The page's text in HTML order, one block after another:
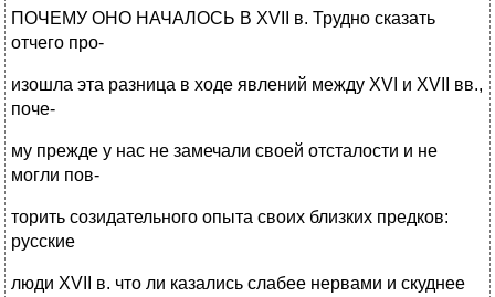
ПОЧЕМУ ОНО НАЧАЛОСЬ В XVII в. Трудно сказать
отчего про-
изошла эта разница в ходе явлений между XVI и XVII вв.,
поче-
му прежде у нас не замечали своей отсталости и не
могли пов-
торить созидательного опыта своих близких предков:
русские
люди XVII в. что ли казались слабее нервами и скуднее